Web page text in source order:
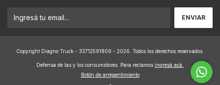
Copyright Diagno Truck - 33712591809 - 2026. Todos los derechos reservados.
Defensa de las y los consumidores. Para reclamos ingresá acá.
Botón de arrepentimiento